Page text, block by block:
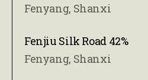
Fenyang, Shanxi
Fenjiu Silk Road 42%
Fenyang, Shanxi